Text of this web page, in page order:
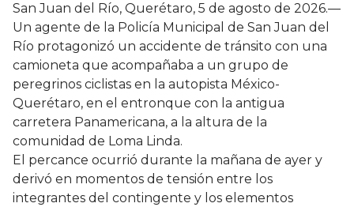
San Juan del Río, Querétaro, 5 de agosto de 2026.—
Un agente de la Policía Municipal de San Juan del
Río protagonizó un accidente de tránsito con una
camioneta que acompañaba a un grupo de
peregrinos ciclistas en la autopista México-
Querétaro, en el entronque con la antigua
carretera Panamericana, a la altura de la
comunidad de Loma Linda.
El percance ocurrió durante la mañana de ayer y
derivó en momentos de tensión entre los
integrantes del contingente y los elementos